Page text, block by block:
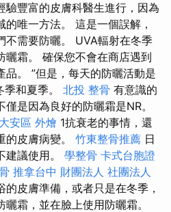
驗豐富的皮膚科醫生進行，因為
唯一方法。 這是一個誤解，
不需要防曬。 UVA輻射在冬季
曬霜。 確保您不會在商店遇到
品。 ”但是，每天的防曬活動是
和夏季。 北投 整骨 有意識的
是因為良好的防曬霜是NR。
大安區 外燴 1抗衰老的事情，還
的皮膚病變。 竹東整骨推薦 日
建議使用。 學整骨 卡式台胞證
推拿台中 財團法人 社團法人
皮膚準備，或者只是在冬季，
霜，並在臉上使用防曬霜。